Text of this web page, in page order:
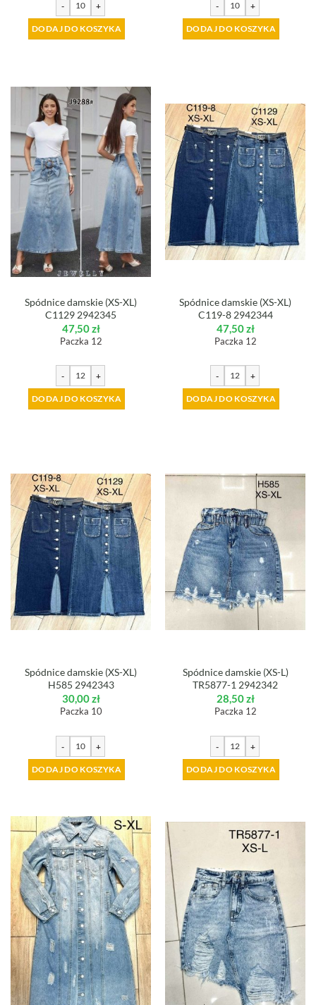
- +
DODAJ DO KOSZYKA
- +
DODAJ DO KOSZYKA
Spódnice damskie (XS-XL)
C1129 2942345
47,50zł
Paczka 12
- +
DODAJ DO KOSZYKA
Spódnice damskie (XS-XL)
C119-8 2942344
47,50zł
Paczka 12
- +
DODAJ DO KOSZYKA
Spódnice damskie (XS-XL)
H585 2942343
30,00zł
Paczka 10
- +
DODAJ DO KOSZYKA
Spódnice damskie (XS-L)
TR5877-1 2942342
28,50zł
Paczka 12
- +
DODAJ DO KOSZYKA